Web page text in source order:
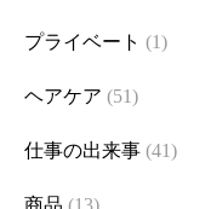
プライベート (1)
ヘアケア (51)
仕事の出来事 (41)
商品 (13)